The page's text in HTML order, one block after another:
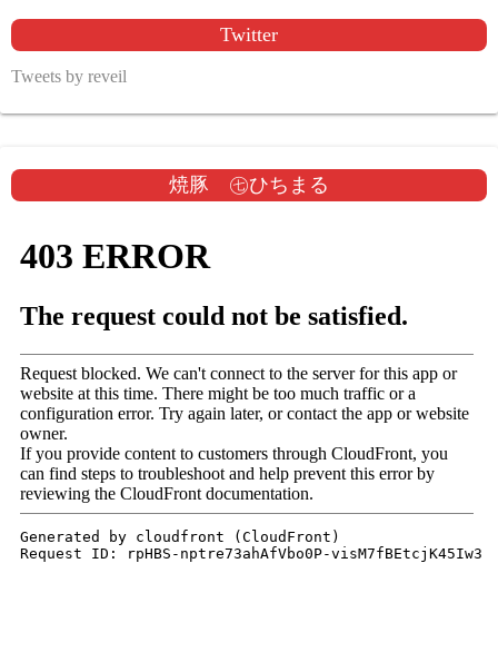
Twitter
Tweets by reveil
焼豚 ㊆ひちまる